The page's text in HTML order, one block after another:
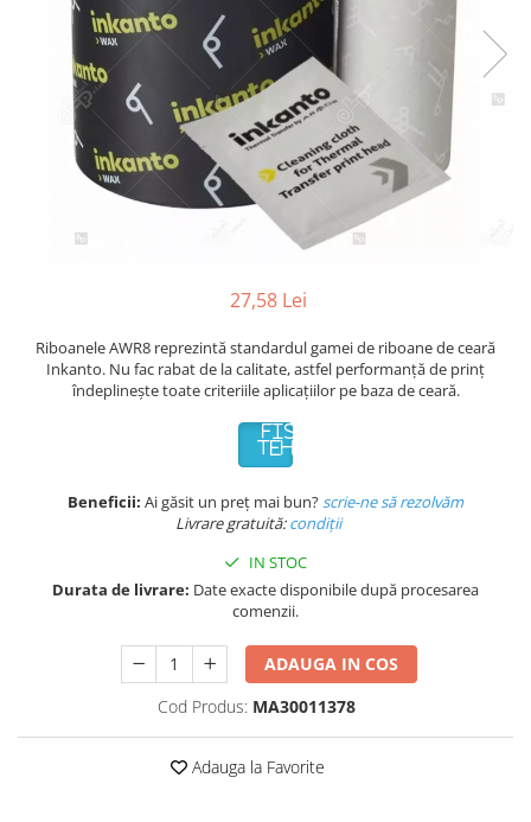
Plicuri de carton
Plicuri cu bule
Plicuri ecommerce
Pungi si sacose
Pungi curierat
Pungi coloane de aer
Pungi hartie
Pungi ziplock cu fermoar
Separatoare carton si coltare27,58 Lei
Riboanele AWR8 reprezintă standardul gamei de riboane de ceară
Inkanto. Nu fac rabat de la calitate, astfel performanță de prinț
îndeplinește toate criteriile aplicațiilor pe baza de ceară.
FISA
TEHNICA
Beneficii: Ai găsit un preț mai bun?scrie-ne să rezolvăm
Livrare gratuită:condiții
IN STOC
Durata de livrare: Date exacte disponibile după procesarea
comenzii.
ADAUGA IN COS
Cod Produs: MA30011378
Adauga la Favorite